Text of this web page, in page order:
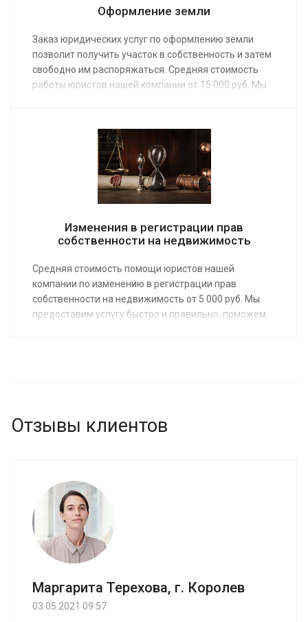
Оформление земли
Заказ юридических услуг по оформлению земли
позволит получить участок в собственность и затем
свободно им распоряжаться. Средняя стоимость
работы юристов нашей компании от 15 000 руб. Мы
на земельный участок жилого или
сельскохозяйственного назначения.
Изменения в регистрации прав
собственности на недвижимость
Средняя стоимость помощи юристов нашей
компании по изменению в регистрации прав
собственности на недвижимость от 5 000 руб. Мы
предоставим услугу быстро и правильно, поможем
Отзывы клиентов
Маргарита Терехова, г. Королев
03.05.2021 09:57